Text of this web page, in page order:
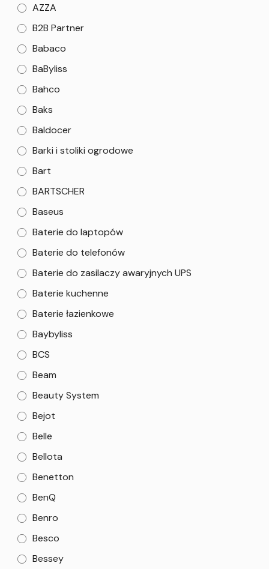
AZZA
B2B Partner
Babaco
BaByliss
Bahco
Baks
Baldocer
Barki i stoliki ogrodowe
Bart
BARTSCHER
Baseus
Baterie do laptopów
Baterie do telefonów
Baterie do zasilaczy awaryjnych UPS
Baterie kuchenne
Baterie łazienkowe
Baybyliss
BCS
Beam
Beauty System
Bejot
Belle
Bellota
Benetton
BenQ
Benro
Besco
Bessey